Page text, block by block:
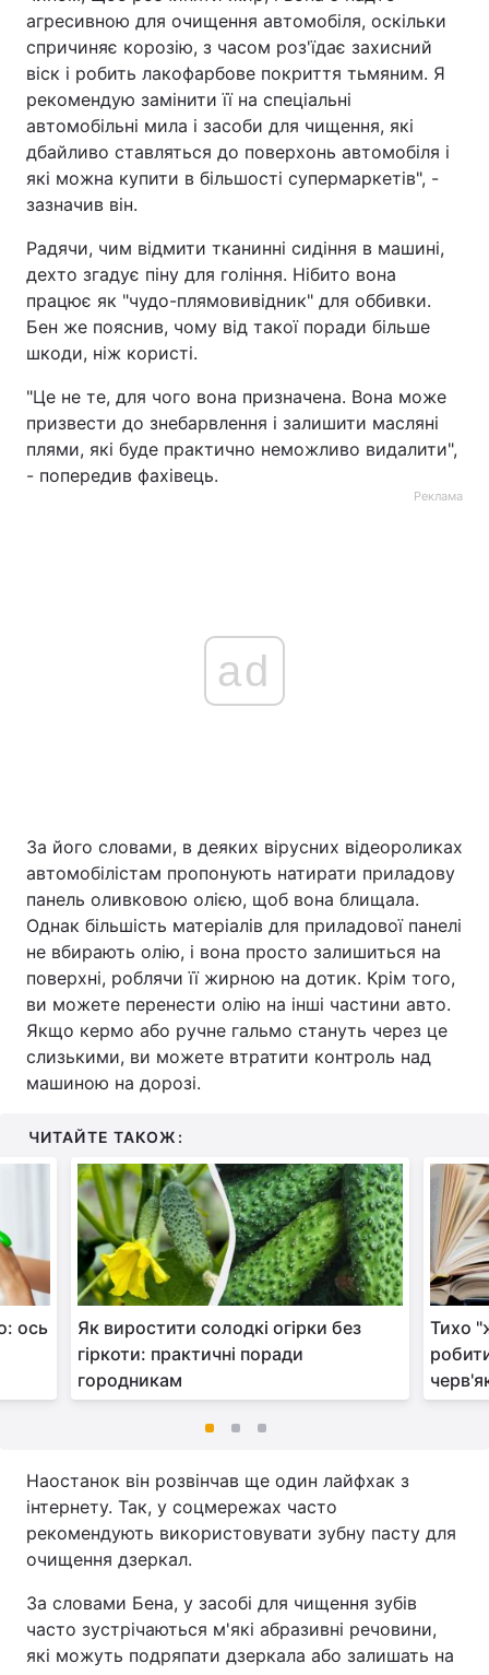
агресивною для очищення автомобіля, оскільки
спричиняє корозію, з часом роз'їдає захисний
віск і робить лакофарбове покриття тьмяним. Я
рекомендую замінити її на спеціальні
автомобільні мила і засоби для чищення, які
дбайливо ставляться до поверхонь автомобіля і
які можна купити в більшості супермаркетів", -
зазначив він.
Радячи, чим відмити тканинні сидіння в машині,
дехто згадує піну для гоління. Нібито вона
працює як "чудо-плямовивідник" для оббивки.
Бен же пояснив, чому від такої поради більше
шкоди, ніж користі.
"Це не те, для чого вона призначена. Вона може
призвести до знебарвлення і залишити масляні
плями, які буде практично неможливо видалити",
- попередив фахівець.
Реклама
ad
За його словами, в деяких вірусних відеороликах
автомобілістам пропонують натирати приладову
панель оливковою олією, щоб вона блищала.
Однак більшість матеріалів для приладової панелі
не вбирають олію, і вона просто залишиться на
поверхні, роблячи її жирною на дотик. Крім того,
ви можете перенести олію на інші частини авто.
Якщо кермо або ручне гальмо стануть через це
слизькими, ви можете втратити контроль над
машиною на дорозі.
ЧИТАЙТЕ ТАКОЖ:
ось
Як виростити солодкі огірки без
гіркоти: практичні поради
городникам
Тихо
Наостанок він розвінчав ще один лайфхак з
інтернету. Так, у соцмережах часто
рекомендують використовувати зубну пасту для
очищення дзеркал.
За словами Бена, у засобі для чищення зубів
часто зустрічаються м'які абразивні речовини,
які можуть подряпати дзеркала або залишать на